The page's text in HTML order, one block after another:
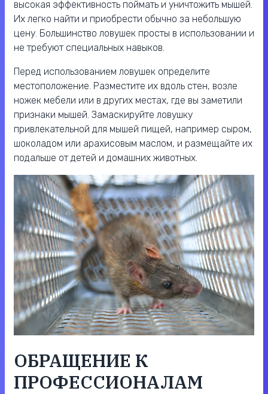
высокая эффективность поймать и уничтожить мышей.
Их легко найти и приобрести обычно за небольшую
цену. Большинство ловушек просты в использовании и
не требуют специальных навыков.
Перед использованием ловушек определите
местоположение. Разместите их вдоль стен, возле
ножек мебели или в других местах, где вы заметили
признаки мышей. Замаскируйте ловушку
привлекательной для мышей пищей, например сыром,
шоколадом или арахисовым маслом, и размещайте их
подальше от детей и домашних животных.
ОБРАЩЕНИЕ К
ПРОФЕССИОНАЛАМ